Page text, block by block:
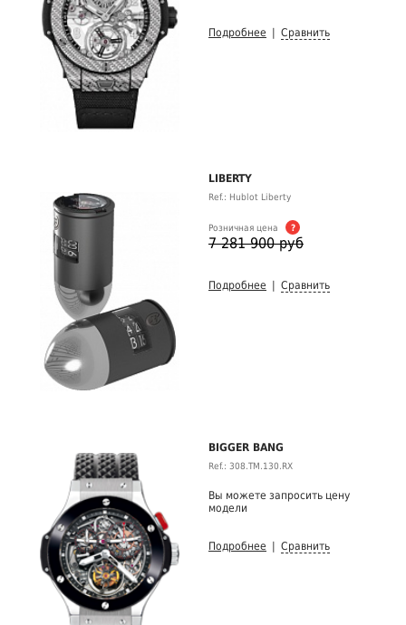
Подробнее Сравнить
LIBERTY
Ref.: Hublot Liberty
Розничная цена ?
7 281 900 руб
Подробнее Сравнить
BIGGER BANG
Ref.: 308.TM.130.RX
Вы можете запросить цену
модели
Подробнее Сравнить